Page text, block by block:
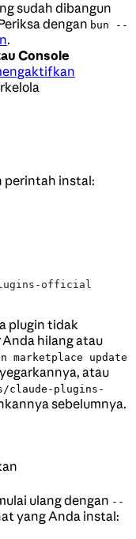
sudah dibangun
dengan bun --
.
Console
perintah instal:
official
plugin tidak
hilang atau
marketplace update
atau
claude-plugins-
sebelumnya.
ulang dengan --
yang Anda instal: